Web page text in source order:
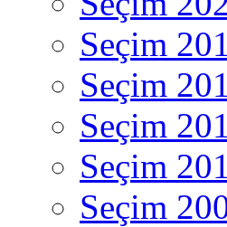
Seçim
Seçim
Seçim
Seçim
Seçim